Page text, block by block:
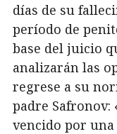
días de su
período de
base del juicio
analizarán las
regrese a su
padre Safronov:
vencido por